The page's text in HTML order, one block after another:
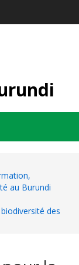
au Burundi
des